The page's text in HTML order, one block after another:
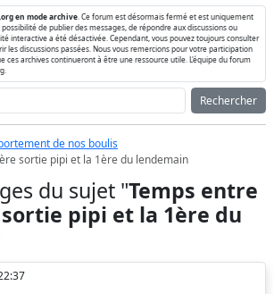
en mode archive . Ce forum est désormais fermé et est uniquement
de publier des messages, de répondre aux discussions ou
interactive a été désactivée. Cependant, vous pouvez toujours consulter
les discussions passées. Nous vous remercions pour votre participation
ces archives continueront à être une ressource utile. L'équipe du forum
Rechercher
de nos boulis
sortie pipi et la 1ère du lendemain
du sujet "Temps entre
pipi et la 1ère du